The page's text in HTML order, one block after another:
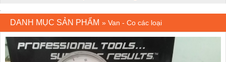
DANH MỤC SẢN PHẨM » Van - Co các loại